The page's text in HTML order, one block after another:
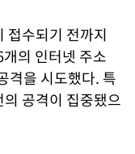
접수되기 전까지
의 인터넷 주소
격을 시도했다. 특
공격이 집중됐으